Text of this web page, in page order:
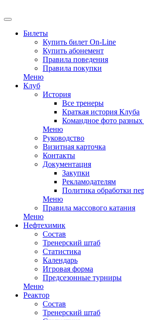
Билеты
Купить билет On-Line
Купить абонемент
Правила поведения
Правила покупки
Меню
Клуб
История
Все тренеры
Краткая история Клуба
Командное фото разных
Меню
Руководство
Визитная карточка
Контакты
Документация
Закупки
Рекламодателям
Политика обработки
Меню
Правила массового катания
Меню
Нефтехимик
Состав
Тренерский штаб
Статистика
Календарь
Игровая форма
Предсезонные турниры
Меню
Реактор
Состав
Тренерский штаб